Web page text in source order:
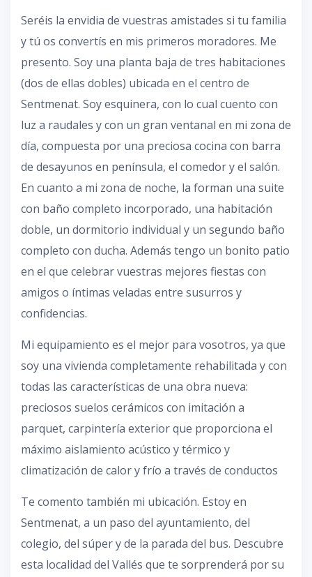
Seréis la envidia de vuestras amistades si tu familia
y tú os convertís en mis primeros moradores. Me
presento. Soy una planta baja de tres habitaciones
(dos de ellas dobles) ubicada en el centro de
Sentmenat. Soy esquinera, con lo cual cuento con
luz a raudales y con un gran ventanal en mi zona de
día, compuesta por una preciosa cocina con barra
de desayunos en península, el comedor y el salón.
En cuanto a mi zona de noche, la forman una suite
con baño completo incorporado, una habitación
doble, un dormitorio individual y un segundo baño
completo con ducha. Además tengo un bonito patio
en el que celebrar vuestras mejores fiestas con
amigos o íntimas veladas entre susurros y
confidencias.
Mi equipamiento es el mejor para vosotros, ya que
soy una vivienda completamente rehabilitada y con
todas las características de una obra nueva:
preciosos suelos cerámicos con imitación a
parquet, carpintería exterior que proporciona el
máximo aislamiento acústico y térmico y
climatización de calor y frío a través de conductos
Te comento también mi ubicación. Estoy en
Sentmenat, a un paso del ayuntamiento, del
colegio, del súper y de la parada del bus. Descubre
esta localidad del Vallés que te sorprenderá por su